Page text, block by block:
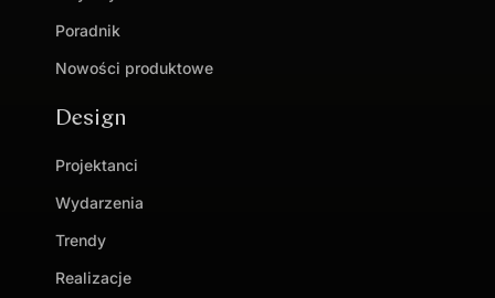
Poradnik
Nowości produktowe
Design
Projektanci
Wydarzenia
Trendy
Realizacje